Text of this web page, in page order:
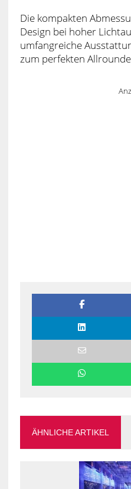
Die kompakten
Design bei hoher
umfangreiche
zum perfekten
ÄHNLICHE ARTIKEL